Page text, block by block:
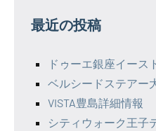
最近の投稿
ドゥーエ銀座イース
ベルシードステアー
VISTA豊島詳細情報
シティウォーク王子